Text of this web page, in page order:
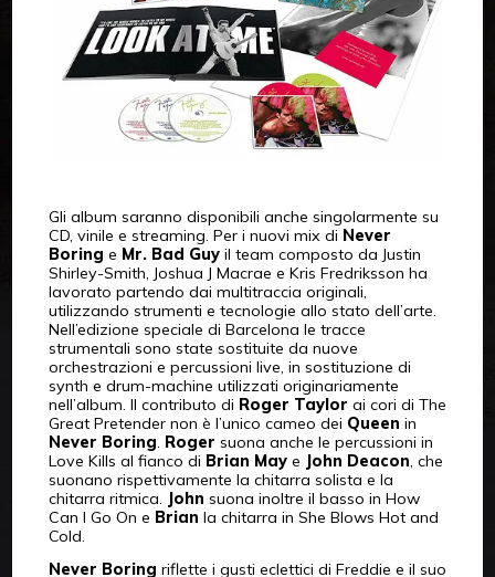
Gli album saranno disponibili anche singolarmente su
CD, vinile e streaming. Per i nuovi mix di Never
Boring e Mr. Bad Guyil team composto da Justin
Shirley-Smith, Joshua J Macrae e Kris Fredriksson ha
lavorato partendo dai multitraccia originali,
utilizzando strumenti e tecnologie allo stato dell’arte.
Nell’edizione speciale di Barcelona le tracce
strumentali sono state sostituite da nuove
orchestrazioni e percussioni live, in sostituzione di
synth e drum-machine utilizzati originariamente
nell’album. Il contributo di Roger Taylor ai cori di The
Great Pretender non è l’unico cameo dei Queen in
Never Boring. Roger suona anche le percussioni in
Love Kills al fianco di Brian Maye John Deacon, che
suonano rispettivamente la chitarra solista e la
chitarra ritmica.
John suona inoltre il basso in How
Can I Go On e Brian la chitarra in She Blows Hot and
Cold.
Never Boring riflette i gusti eclettici di Freddie e il suo